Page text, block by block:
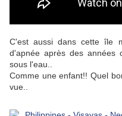
C'est aussi dans cette île
d'apnée après des années
sous l'eau..
Comme une enfant!! Quel
vue..